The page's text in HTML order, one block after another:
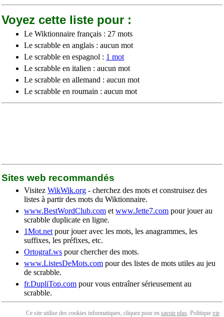
Voyez cette liste pour :
Le Wiktionnaire français : 27 mots
Le scrabble en anglais : aucun mot
Le scrabble en espagnol : 1 mot
Le scrabble en italien : aucun mot
Le scrabble en allemand : aucun mot
Le scrabble en roumain : aucun mot
Sites web recommandés
Visitez WikWik.org - cherchez des mots et construisez des
listes à partir des mots du Wiktionnaire.
www.BestWordClub.com et www.Jette7.com pour jouer au
scrabble duplicate en ligne.
1Mot.net pour jouer avec les mots, les anagrammes, les
suffixes, les préfixes, etc.
Ortograf.ws pour chercher des mots.
www.ListesDeMots.com pour des listes de mots utiles au jeu
de scrabble.
fr.DupliTop.com pour vous entraîner sérieusement au
scrabble.
Ce site utilise des cookies informatiques, cliquez pour en savoir plus. Politique vie